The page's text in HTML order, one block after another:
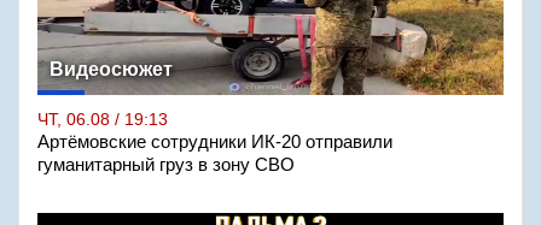
Видеосюжет
ЧТ, 06.08 / 19:13
Артёмовские сотрудники ИК-20 отправили
гуманитарный груз в зону СВО